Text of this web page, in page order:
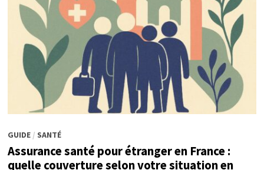
GUIDE/ SANTÉ
Assurance santé pour étranger en France :
quelle couverture selon votre situation en